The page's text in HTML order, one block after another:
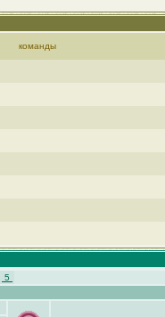
команды
5